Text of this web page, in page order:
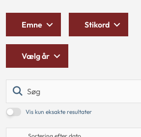
Vis kun eksakte resultater
Emne Stikord
Vælg år